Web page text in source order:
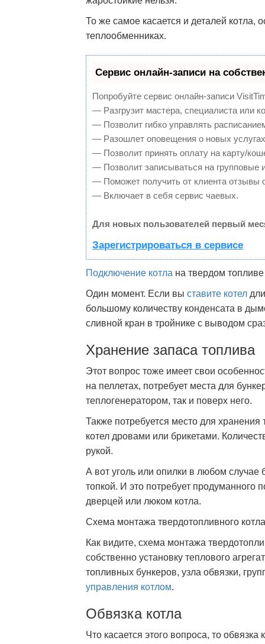
То же самое касается и деталей котла,
теплообменниках.
Сервис онлайн-записи на
Попробуйте сервис онлайн-записи
— Разгрузит мастера, специалиста или
— Позволит гибко управлять
— Разошлет оповещения о новых
— Позволит принять оплату на карту/
— Позволит записываться на групповые
— Поможет получить от клиента отзывы
— Включает в себя сервис чаевых.
Для новых пользователей первый
Зарегистрироваться в сервисе
Подключение котла на твердом
Один момент. Если вы ставите котел
большому количеству конденсата в
сливной кран в тройнике с выводом
Хранение запаса топлива
Этот вопрос тоже имеет свои
на пеллетах, потребует места для
теплогенератором, так и поверх него.
Также потребуется место для
котел дровами или брикетами.
рукой.
А вот уголь или опилки в любом случае
топкой. И это потребует продуманного
дверцей или люком котла.
Схема монтажа твердотопливного
Как видите, схема монтажа
собственно установку теплового
топливных бункеров, узла обвязки,
управления котлом.
Обвязка котла
Что касается этого вопроса, то